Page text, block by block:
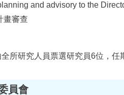
and advisory to the
畫審查
所研究人員票選研究員6位，任
員會